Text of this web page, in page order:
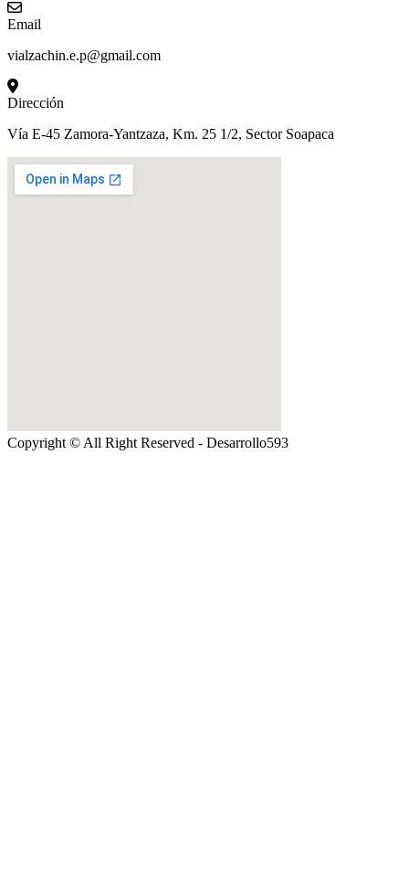
Email
vialzachin.e.p@gmail.com
Dirección
Vía E-45 Zamora-Yantzaza, Km. 25 1/2, Sector Soapaca
Copyright © All Right Reserved - Desarrollo593